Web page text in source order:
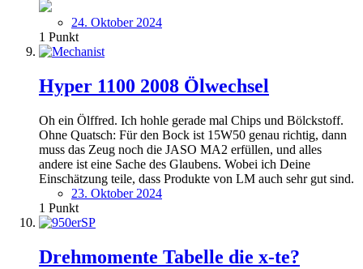
24. Oktober 2024
1 Punkt
Hyper 1100 2008 Ölwechsel
Oh ein Ölffred. Ich hohle gerade mal Chips und Bölckstoff.
Ohne Quatsch: Für den Bock ist 15W50 genau richtig, dann
muss das Zeug noch die JASO MA2 erfüllen, und alles
andere ist eine Sache des Glaubens. Wobei ich Deine
Einschätzung teile, dass Produkte von LM auch sehr gut sind.
23. Oktober 2024
1 Punkt
Drehmomente Tabelle die x-te?